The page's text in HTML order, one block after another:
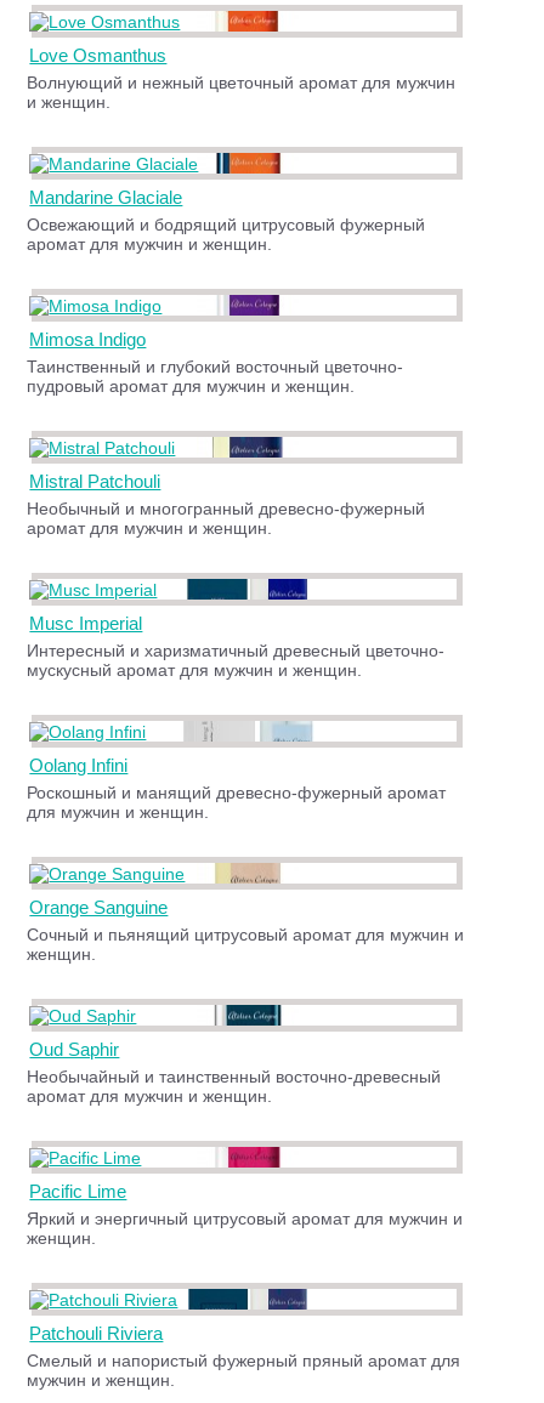
Love Osmanthus
Волнующий и нежный цветочный аромат для мужчин
и женщин.
Mandarine Glaciale
Освежающий и бодрящий цитрусовый фужерный
аромат для мужчин и женщин.
Mimosa Indigo
Таинственный и глубокий восточный цветочно-
пудровый аромат для мужчин и женщин.
Mistral Patchouli
Необычный и многогранный древесно-фужерный
аромат для мужчин и женщин.
Musc Imperial
Интересный и харизматичный древесный цветочно-
мускусный аромат для мужчин и женщин.
Oolang Infini
Роскошный и манящий древесно-фужерный аромат
для мужчин и женщин.
Orange Sanguine
Сочный и пьянящий цитрусовый аромат для мужчин и
женщин.
Oud Saphir
Необычайный и таинственный восточно-древесный
аромат для мужчин и женщин.
Pacific Lime
Яркий и энергичный цитрусовый аромат для мужчин и
женщин.
Patchouli Riviera
Смелый и напористый фужерный пряный аромат для
мужчин и женщин.